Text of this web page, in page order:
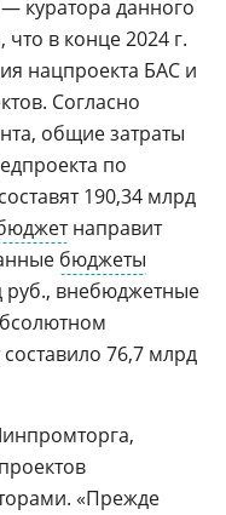
куратора данного
в конце 2024 г.
нацпроекта БАС и
Согласно
общие затраты
по
190,34 млрд
направит
бюджеты
руб., внебюджетные
76,7 млрд
«Прежде